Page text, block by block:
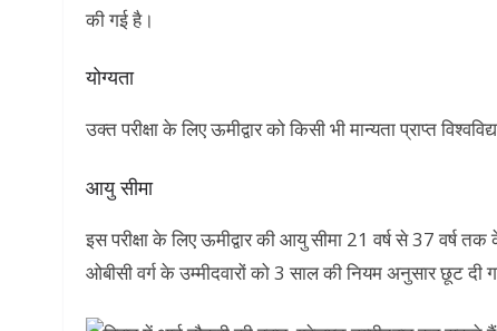
की गई है।
योग्यता
उक्त परीक्षा के लिए ऊमीद्वार को किसी भी मान्यता प्राप्त
आयु सीमा
इस परीक्षा के लिए ऊमीद्वार की आयु सीमा 21 वर्ष से 37 वर्ष
ओबीसी वर्ग के उम्मीदवारों को 3 साल की नियम अनुसार छूट दी